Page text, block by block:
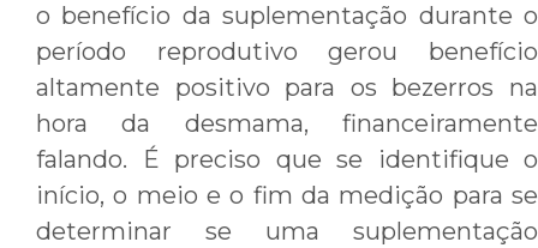
o benefício da suplementação durante o
período reprodutivo gerou benefício
altamente positivo para os bezerros na
hora da desmama, financeiramente
falando. É preciso que se identifique o
início, o meio e o fim da medição para se
determinar se uma suplementação